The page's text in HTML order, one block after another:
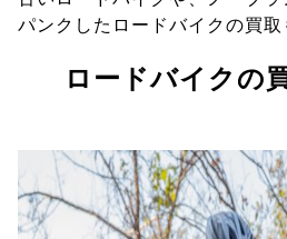
パンクしたロードバイクの買取
ロードバイクの